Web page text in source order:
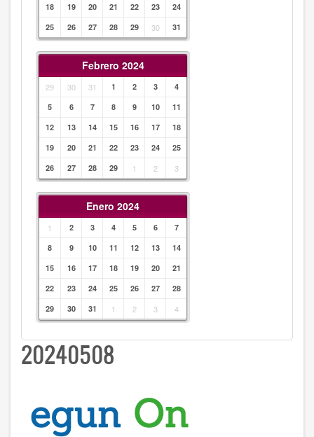
18
19 20 21 22 23
24
25
26 27 28 29 30 31
Febrero 2024
29 30 31 1 2 3
4
5
6 7 8 9 10
11
12
13 14 15 16 17
18
19
20 21 22 23 24
25
26
27 28 29 1 2 3
Enero 2024
1 2 3 4 5 6
7
8
9 10 11 12 13
14
15
16 17 18 19 20
21
22
23 24 25 26 27
28
29
30 31 1 2 3 4
20240508